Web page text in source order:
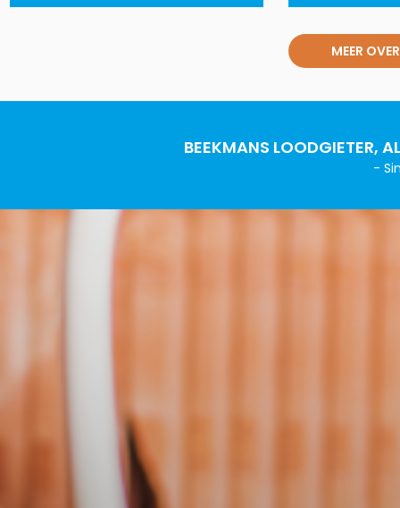
MEER
BEEKMANS LOODGIETER,
-